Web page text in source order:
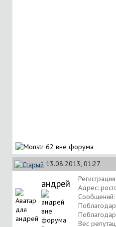
13.08.2013, 01:27
андрей
Адрес:
Сообщений:
Вес